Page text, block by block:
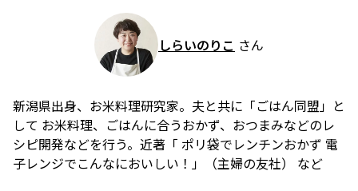
しらいのりこ さん
新潟県出身、お米料理研究家。夫と共に「ごはん同盟」と
して お米料理、ごはんに合うおかず、おつまみなどのレ
シピ開発などを行う。近著「 ポリ袋でレンチンおかず 電
子レンジでこんなにおいしい！」（主婦の友社） など